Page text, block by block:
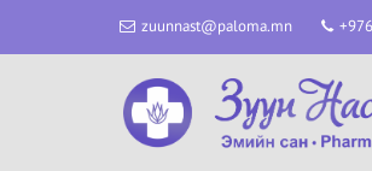
zuunnast@paloma.mn